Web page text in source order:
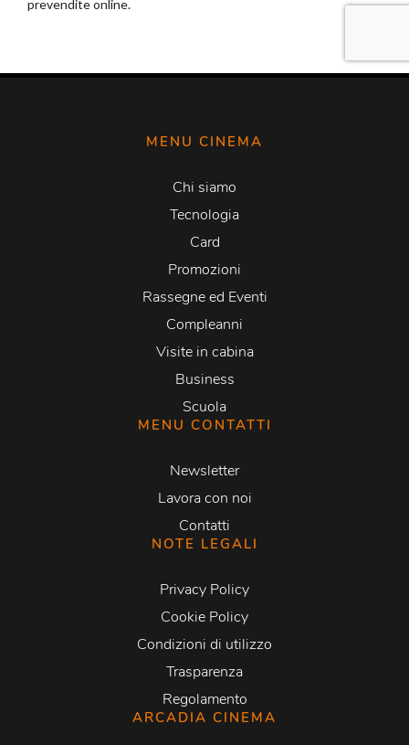
MENU CINEMA
Chi siamo
Tecnologia
Card
Promozioni
Rassegne ed Eventi
Compleanni
Visite in cabina
Business
Scuola
MENU CONTATTI
Newsletter
Lavora con noi
Contatti
NOTE LEGALI
Privacy Policy
Cookie Policy
Condizioni di utilizzo
Trasparenza
Regolamento
ARCADIA CINEMA